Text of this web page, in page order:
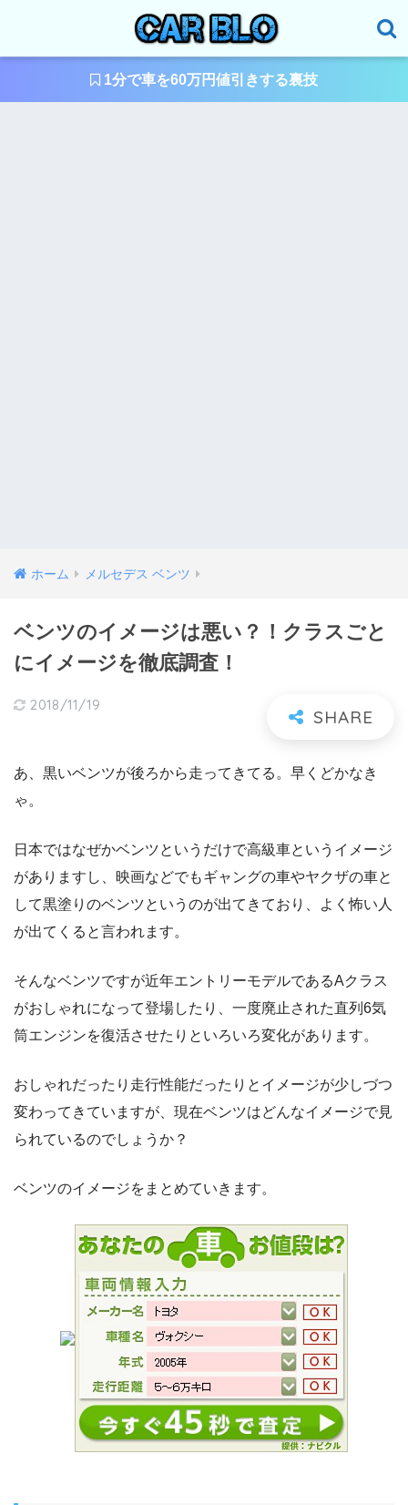
1分で車を60万円値引きする裏技
ホーム メルセデス ベンツ
ベンツのイメージは悪い？！クラスごと
にイメージを徹底調査！
2018/11/19
あ、黒いベンツが後ろから走ってきてる。早くどかなき
ゃ。
日本ではなぜかベンツというだけで高級車というイメージ
がありますし、映画などでもギャングの車やヤクザの車と
して黒塗りのベンツというのが出てきており、よく怖い人
が出てくると言われます。
そんなベンツですが近年エントリーモデルであるAクラス
がおしゃれになって登場したり、一度廃止された直列6気
筒エンジンを復活させたりといろいろ変化があります。
おしゃれだったり走行性能だったりとイメージが少しづつ
変わってきていますが、現在ベンツはどんなイメージで見
られているのでしょうか？
ベンツのイメージをまとめていきます。